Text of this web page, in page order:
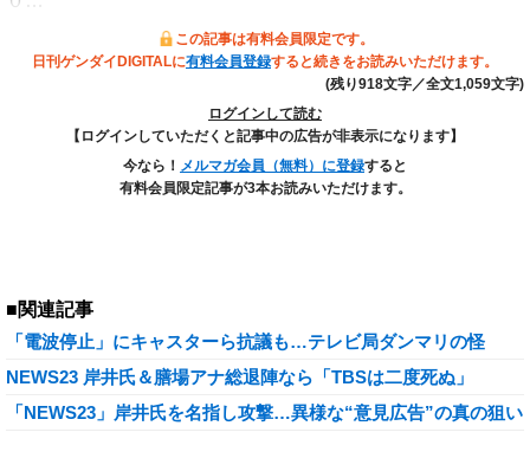
この記事は有料会員限定です。
日刊ゲンダイDIGITALに有料会員登録すると続きをお読みいただけます。
(残り918文字／全文1,059文字)
ログインして読む
【ログインしていただくと記事中の広告が非表示になります】
今なら！ メルマガ会員（無料）に登録すると
有料会員限定記事が3本お読みいただけます。
■関連記事
「電波停止」にキャスターら抗議も…テレビ局ダンマリの怪
NEWS23 岸井氏＆膳場アナ総退陣なら「TBSは二度死ぬ」
「NEWS23」岸井氏を名指し攻撃…異様な“意見広告”の真の狙い